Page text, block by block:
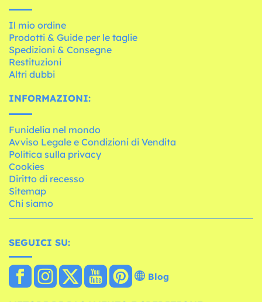
Il mio ordine
Prodotti & Guide per le taglie
Spedizioni & Consegne
Restituzioni
Altri dubbi
INFORMAZIONI:
Funidelia nel mondo
Avviso Legale e Condizioni di Vendita
Politica sulla privacy
Cookies
Diritto di recesso
Sitemap
Chi siamo
SEGUICI SU:
Blog